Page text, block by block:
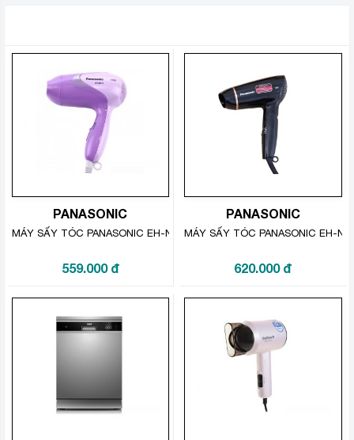
Máy vắt cam Sunhouse 25W SHD5510
hoạt động ổn
định, dễ sử dụng kể cả người lớn tuổi hay người
có lực tay yếu cũng có thể dùng thoải mái, là người
bạn đồng hành thân thiết của mọi nhà.
PANASONIC
MÁY SẤY TÓC PANASONIC EH-ND13-V645
559.000 đ
PANASONIC
MÁY SẤY TÓC PANASONIC EH-
620.000 đ